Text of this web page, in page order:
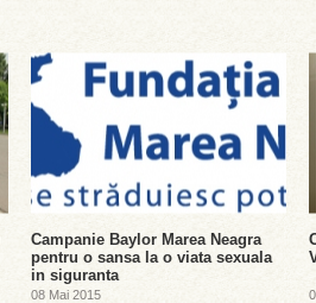
Campanie Baylor Marea Neagra
pentru o sansa la o viata sexuala
in siguranta
08 Mai 2015